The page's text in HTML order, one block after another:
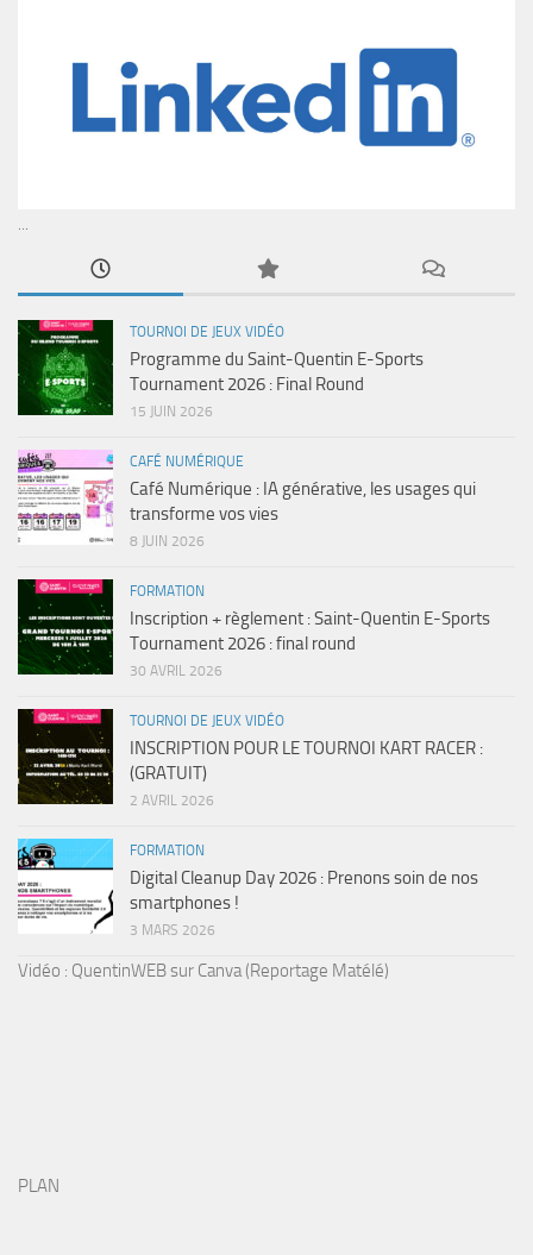
...
TOURNOI DE JEUX VIDÉO
Programme du Saint-Quentin E-Sports
Tournament 2026 : Final Round
15 JUIN 2026
CAFÉ NUMÉRIQUE
Café Numérique : IA générative, les usages qui
transforme vos vies
8 JUIN 2026
FORMATION
Inscription + règlement : Saint-Quentin E-Sports
Tournament 2026 : final round
30 AVRIL 2026
TOURNOI DE JEUX VIDÉO
INSCRIPTION POUR LE TOURNOI KART RACER :
(GRATUIT)
2 AVRIL 2026
FORMATION
Digital Cleanup Day 2026 : Prenons soin de nos
smartphones !
3 MARS 2026
Vidéo : QuentinWEB sur Canva (Reportage Matélé)
PLAN